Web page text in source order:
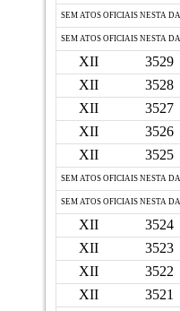
SEM ATOS OFICIAIS NESTA
SEM ATOS OFICIAIS NESTA
XII
3529
XII
3528
XII
3527
XII
3526
XII
3525
SEM ATOS OFICIAIS NESTA
SEM ATOS OFICIAIS NESTA
XII
3524
XII
3523
XII
3522
XII
3521